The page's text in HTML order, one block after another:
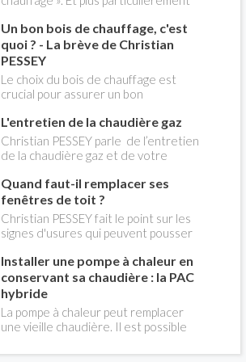
aborder l’abandon du fioul au profit du
gaz.
Un bon bois de chauffage, c'est
quoi ? - La brève de Christian
PESSEY
Le choix du bois de chauffage est
crucial pour assurer un bon
l'impact environnemental. Mais
comment reconnaître un bois de
qualité ? Plusieurs critères entrent en
jeu : le type d'essence, le taux
d'humidité, la densité et la saison de
coupe.
L'entretien de la chaudière gaz
Christian PESSEY parle de l’entretien
de la chaudière gaz et de votre
avez un système par radiateurs ou un
plancher chauffant, qui sont alimentés
par une chaudière au gaz, vous devez
faire entretenir celle-ci une fois par
an, que vous soyez locataire ou
propriétaire occupant. C’est la même
chose pour un chauffe-bains au gaz.
C’est une obligation légale. Si vous ne
le faites pas, votre responsabilité
pourra être engagée en cas
d’accident, et vous ne serez pas
Quand faut-il remplacer ses
fenêtres de toit ?
Christian PESSEY fait le point sur les
signes d'usures qui peuvent pousser
toit. En remplaçant vos fenêtre de toit
vous ferez des économies de
chauffage et vous améliorerez le
confort des combles qui en sont
équipées.
Installer une pompe à chaleur en
conservant sa chaudière : la PAC
hybride
La pompe à chaleur peut remplacer
une vieille chaudière. Il est possible
l'énergie initialement utilisée (gaz ou